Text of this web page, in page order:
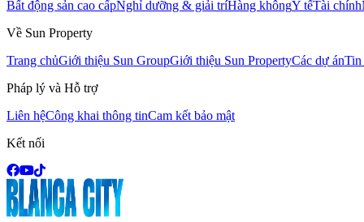
Bất động sản cao cấpNghỉ dưỡng & giải tríHàng khôngY tếTài chính
Về Sun Property
Trang chủGiới thiệu Sun GroupGiới thiệu Sun PropertyCác dự ánTin
Pháp lý và Hỗ trợ
Liên hệCông khai thông tinCam kết bảo mật
Kết nối